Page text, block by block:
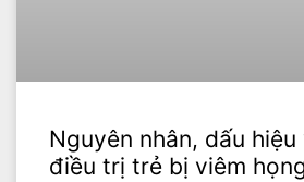
Nguyên nhân, dấu
điều trị trẻ bị viêm